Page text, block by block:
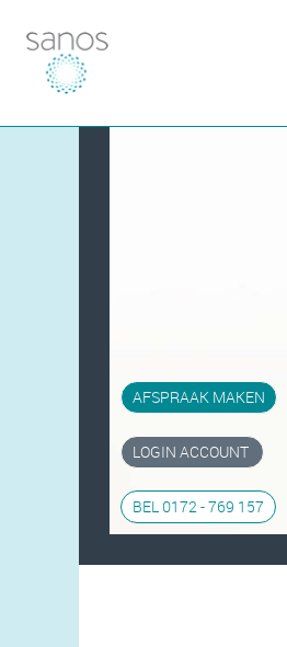
AFSPRAAK MAKEN
LOGIN ACCOUNT
BEL 0172 - 769 157